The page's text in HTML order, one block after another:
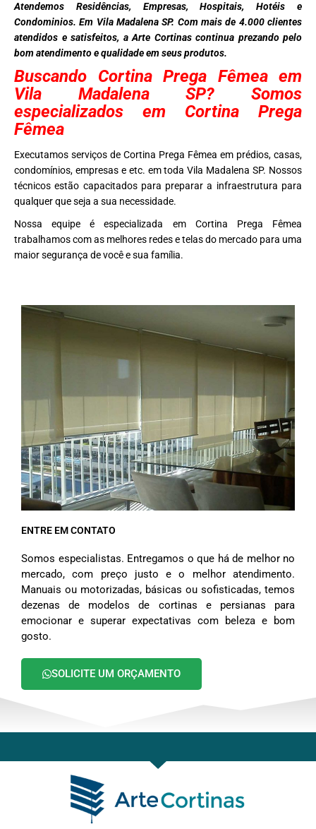
Atendemos Residências, Empresas, Hospitais, Hotéis e
Condominios. Em Vila Madalena SP. Com mais de 4.000 clientes
atendidos e satisfeitos, a Arte Cortinas continua prezando pelo
bom atendimento e qualidade em seus produtos.
Buscando Cortina Prega Fêmea em
Vila Madalena SP? Somos
especializados em Cortina Prega
Fêmea
Executamos serviços de Cortina Prega Fêmea em prédios, casas,
condomínios, empresas e etc. em toda Vila Madalena SP. Nossos
técnicos estão capacitados para preparar a infraestrutura para
qualquer que seja a sua necessidade.
Nossa equipe é especializada em Cortina Prega Fêmea
trabalhamos com as melhores redes e telas do mercado para uma
maior segurança de você e sua família.
ENTRE EM CONTATO
Somos especialistas. Entregamos o que há de melhor no
mercado, com preço justo e o melhor atendimento.
Manuais ou motorizadas, básicas ou sofisticadas, temos
dezenas de modelos de cortinas e persianas para
emocionar e superar expectativas com beleza e bom
gosto.
SOLICITE UM ORÇAMENTO